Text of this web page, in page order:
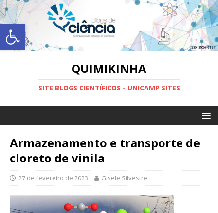
Abrir a barra de ferramentas
QUIMIKINHA
SITE BLOGS CIENTÍFICOS - UNICAMP SITES
Armazenamento e transporte de
cloreto de vinila
27 de fevereiro de 2023 Gisele Silvestre